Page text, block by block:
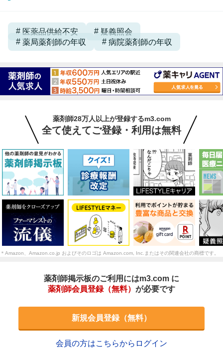
医薬品供給不安
疑義照会
薬局薬剤師の年収
病院薬剤師の年収
薬剤師28万人以上が登録するm3.com
全て使えてご登録・利用は無料
＊Amazon、Amazon.co.jp およびそのロゴは Amazon.com, Inc.またはその関連会社の商標です。
薬剤師掲示板のご利用にはm3.com に
薬剤師会員登録（無料） が必要です
新規会員登録（無料）
会員の方はこちらからログイン